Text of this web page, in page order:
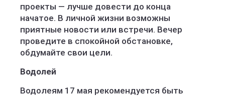
проекты — лучше довести до конца
начатое. В личной жизни возможны
приятные новости или встречи. Вечер
проведите в спокойной обстановке,
обдумайте свои цели.
Водолей
Водолеям 17 мая рекомендуется быть